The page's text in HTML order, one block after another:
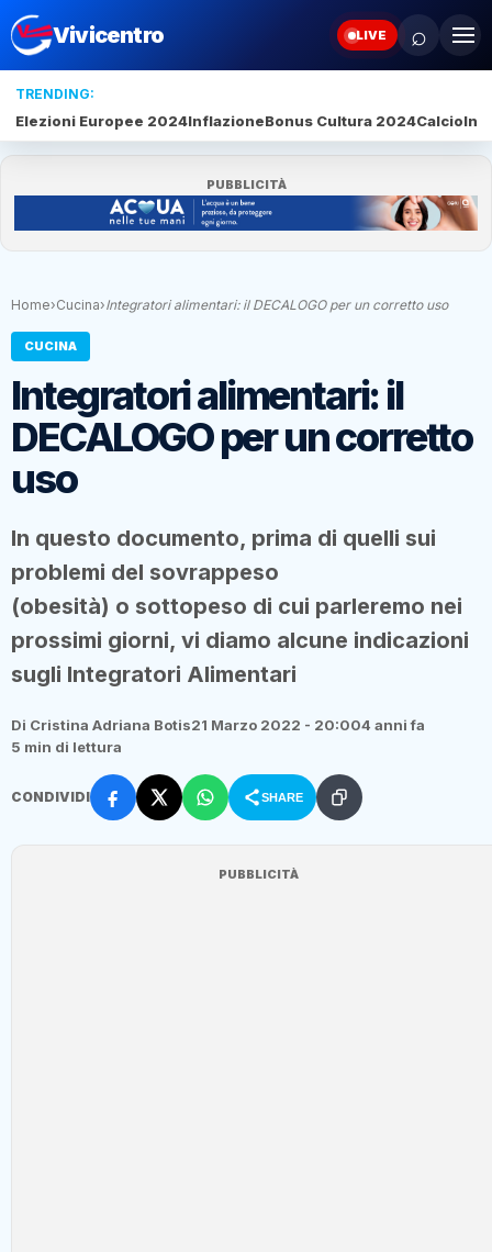
Vivicentro LIVE ⌕
TRENDING:
Elezioni Europee 2024InflazioneBonus Cultura 2024Calcio
PUBBLICITÀ
Home›Cucina›Integratori alimentari: il DECALOGO per un corretto uso
CUCINA
Integratori alimentari: il
DECALOGO per un corretto
uso
In questo documento, prima di quelli sui
problemi del sovrappeso
(obesità) o sottopeso di cui parleremo nei
prossimi giorni, vi diamo alcune indicazioni
sugli Integratori Alimentari
Di Cristina Adriana Botis21 Marzo 2022 - 20:004 anni fa
5 min di lettura
CONDIVIDI SHARE
PUBBLICITÀ